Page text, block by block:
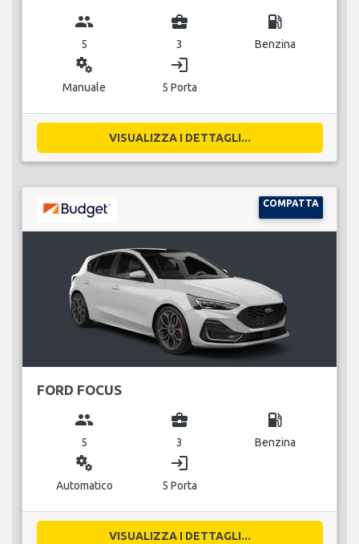
group
5
business_center
3
local_gas_station
Benzina
miscellaneous_services
Manuale
login
5 Porta
VISUALIZZA I DETTAGLI...
COMPATTA
FORD FOCUS
group
5
business_center
3
local_gas_station
Benzina
miscellaneous_services
Automatico
login
5 Porta
VISUALIZZA I DETTAGLI...